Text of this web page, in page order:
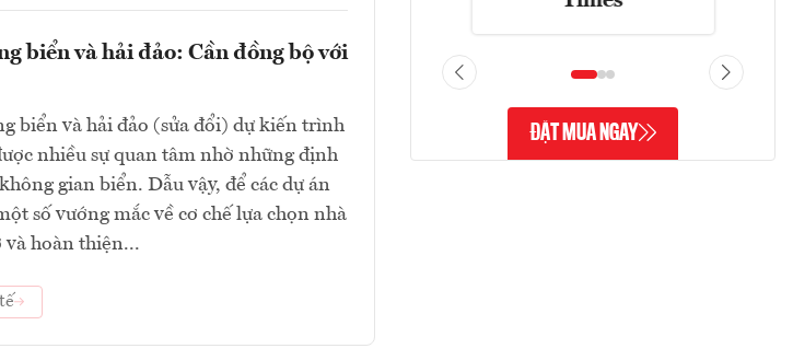
biển và hải đảo: Cần đồng bộ với
biển và hải đảo (sửa đổi) dự kiến trình
nhiều sự quan tâm nhờ những định
gian biển. Dẫu vậy, để các dự án
số vướng mắc về cơ chế lựa chọn nhà
và hoàn thiện...
ĐẶT MUA NGAY